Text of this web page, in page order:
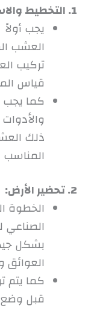
1. التخطيط والاستعداد:
يجب
العشب
تركيب
قياس
كما يجب
ذلك
المناسب
2. تحضير الأرض:
الخطوة
الصناعي
بشكل
العوائق
كما يتم
قبل